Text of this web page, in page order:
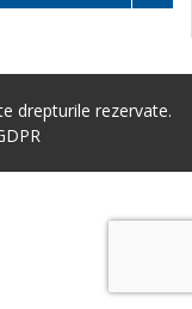
drepturile rezervate.